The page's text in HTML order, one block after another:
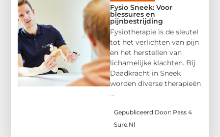
Fysio Sneek: Voor
blessures en
pijnbestrijding
Fysiotherapie is de sleutel
tot het verlichten van pijn
en het herstellen van
lichamelijke klachten. Bij
Daadkracht in Sneek
worden diverse therapieën
...
Gepubliceerd Door: Pass 4
Sure.nl